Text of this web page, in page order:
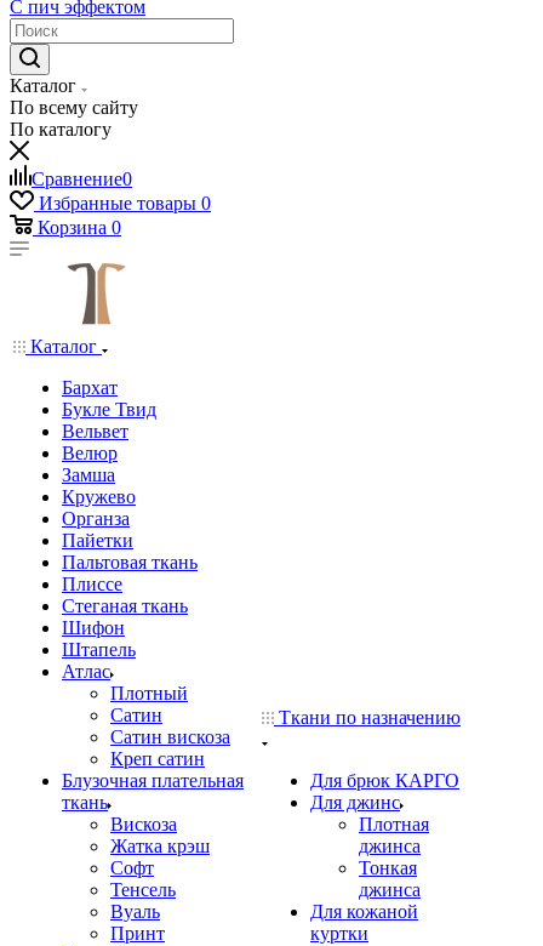
С пич эффектом
Каталог
По всему сайту
По каталогу
Сравнение0
Избранные товары 0
Корзина 0
Каталог
Бархат
Букле Твид
Вельвет
Велюр
Замша
Кружево
Органза
Пайетки
Пальтовая ткань
Плиссе
Стеганая ткань
Шифон
Штапель
Атлас
Плотный
Сатин
Сатин вискоза
Креп сатин
Блузочная плательная
ткань
Вискоза
Жатка крэш
Софт
Тенсель
Вуаль
Принт
Ткани по назначению
Для брюк КАРГО
Для джинс
Плотная
джинса
Тонкая
джинса
Для кожаной
куртки